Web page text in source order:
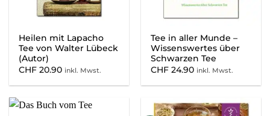
Heilen mit Lapacho
Tee von Walter Lübeck
(Autor)
CHF 20.90 inkl. Mwst.
Tee in aller Munde –
Wissenswertes über
Schwarzen Tee
CHF 24.90 inkl. Mwst.